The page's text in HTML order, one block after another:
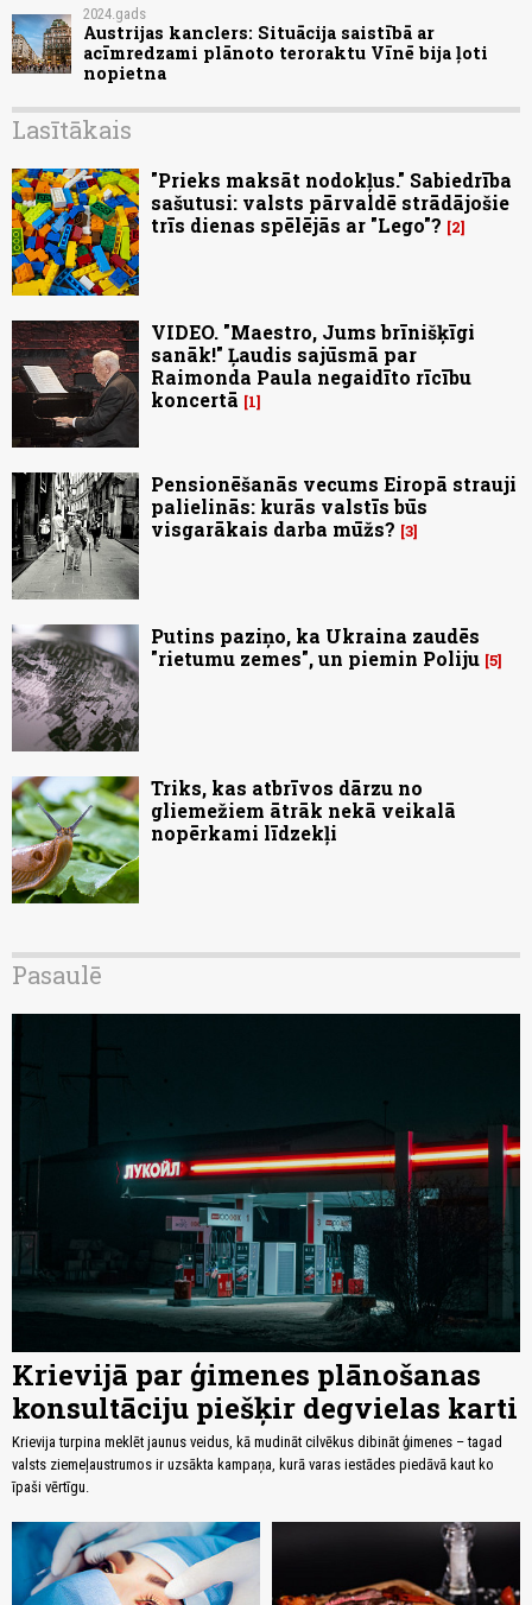
2024.gads
Austrijas kanclers: Situācija saistībā ar
acīmredzami plānoto teroraktu Vīnē bija ļoti
nopietna
Lasītākais
"Prieks maksāt nodokļus." Sabiedrība
sašutusi: valsts pārvaldē strādājošie
trīs dienas spēlējās ar "Lego"?
2
VIDEO. "Maestro, Jums brīnišķīgi
sanāk!" Ļaudis sajūsmā par
Raimonda Paula negaidīto rīcību
koncertā
1
Pensionēšanās vecums Eiropā strauji
palielinās: kurās valstīs būs
visgarākais darba mūžs? 3
Putins paziņo, ka Ukraina zaudēs
"rietumu zemes", un piemin Poliju 5
Triks, kas atbrīvos dārzu no
gliemežiem ātrāk nekā veikalā
nopērkami līdzekļi
Pasaulē
Krievijā par ģimenes plānošanas
konsultāciju piešķir degvielas karti
Krievija turpina meklēt jaunus veidus, kā mudināt cilvēkus dibināt ģimenes – tagad
valsts ziemeļaustrumos ir uzsākta kampaņa, kurā varas iestādes piedāvā kaut ko
īpaši vērtīgu.